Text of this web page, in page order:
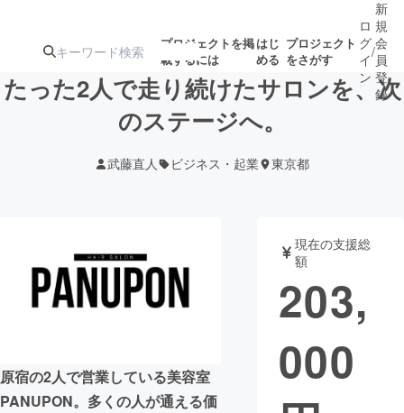
プロジェクトを掲
載するには
はじ
める
プロジェクト
をさがす
注目のリ
ターン
注目の新着プロ
ジェクト
募集終了が近いプ
ロジェクト
音楽
テクノロジー・ガジェット ゲーム・サ
ビジネス・起業
ロ
グ
イ
ン
/
新
規
会
員
登
録
たった2人で走り続けたサロンを、次
のステージへ。
武藤直人 ビジネス・起業 東京都
原宿の2人で営業している美容室
PANUPON。多くの人が通える価
現在の支援総
額
203,
000